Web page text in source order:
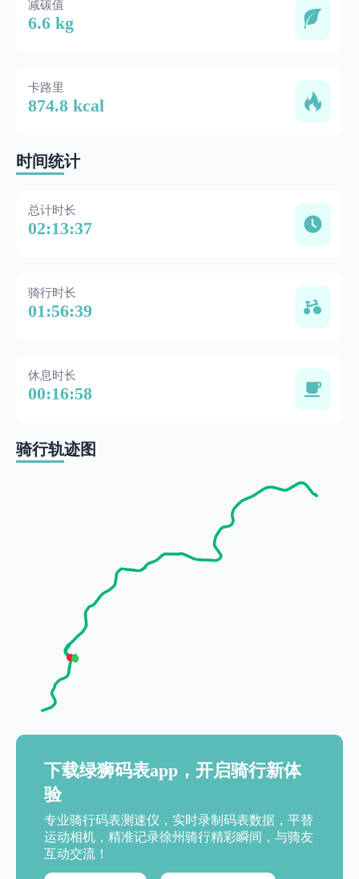
减碳值
6.6 kg
卡路里
874.8 kcal
时间统计
总计时长
02:13:37
骑行时长
01:56:39
休息时长
00:16:58
骑行轨迹图
下载绿狮码表app，开启骑行新体
验
专业骑行码表测速仪，实时录制码表数据，平替
运动相机，精准记录徐州骑行精彩瞬间，与骑友
互动交流！